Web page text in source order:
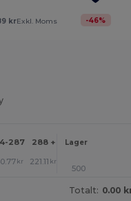
krExkl. Moms -46%
287 288 + Mer
Lager
kr 221.11 kr +
500
Totalt: 0.00